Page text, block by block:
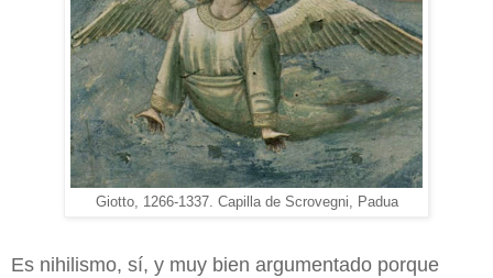
Giotto, 1266-1337. Capilla de Scrovegni, Padua
Es nihilismo, sí, y muy bien argumentado porque